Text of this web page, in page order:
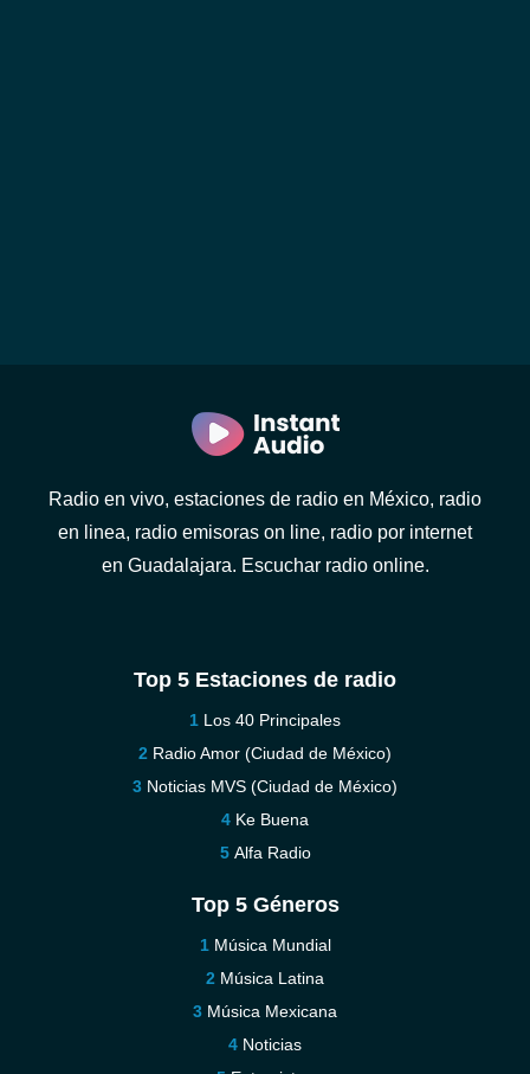
Radio en vivo, estaciones de radio en México, radio
en linea, radio emisoras on line, radio por internet
en Guadalajara. Escuchar radio online.
Top 5 Estaciones de radio
Los 40 Principales
Radio Amor (Ciudad de México)
Noticias MVS (Ciudad de México)
Ke Buena
Alfa Radio
Top 5 Géneros
Música Mundial
Música Latina
Música Mexicana
Noticias